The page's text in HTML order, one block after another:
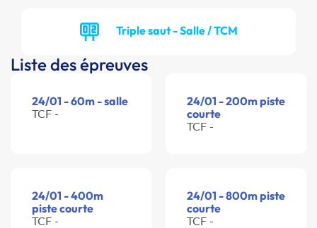
Triple saut - Salle / TCM
Liste des épreuves
24/01 - 60m - salle
TCF -
24/01 - 200m piste
courte
TCF -
24/01 - 400m
piste courte
TCF -
24/01 - 800m piste
courte
TCF -